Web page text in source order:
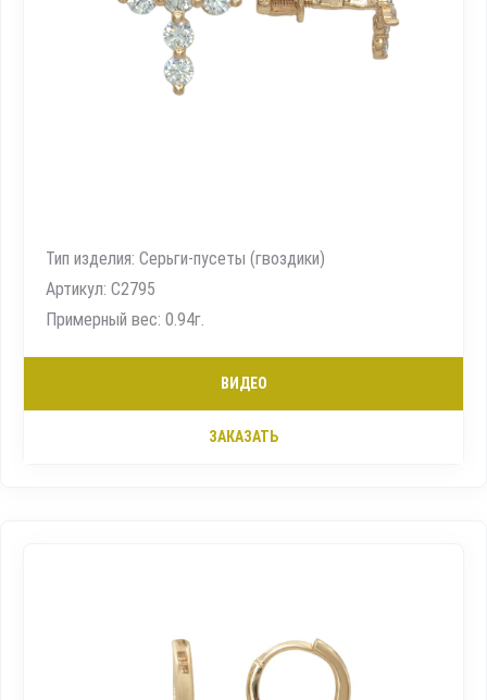
Тип изделия: Серьги-пусеты (гвоздики)
Артикул: С2795
Примерный вес: 0.94г.
ВИДЕО
ЗАКАЗАТЬ